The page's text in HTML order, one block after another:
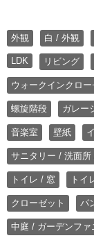
外観 白 / 外観
LDK リビング
ウォークインクロー
螺旋階段 ガレー
音楽室 壁紙
サニタリー / 洗面所
トイレ / 窓 トイ
クローゼット パ
中庭 / ガーデンファ